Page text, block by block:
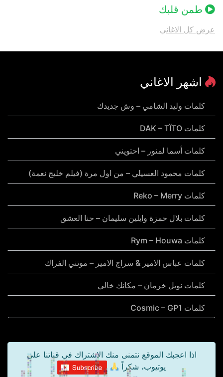
طمن قلبك
عرض كل الاغاني
اشهر الاغاني
كلمات وليد الشامي – وش جديدك
كلمات DAK – TÏTO
كلمات أسما لمنور – احتويني
كلمات محمود العسيلي – من اول مرة (فيلم خليج نعمة)
كلمات Reko – Merry
كلمات بلال حمزة وايلين سليمان – حنا العشق
كلمات Rym – Houwa
كلمات عباس الامير & سراج الامير – موتني الفراك
كلمات نويل خرمان – مكانك خالي
كلمات Cosmic – GP1
اذا اعجبك الموقع نتمنى منك الاشتراك في قناتنا على
يوتيوب، شكراً